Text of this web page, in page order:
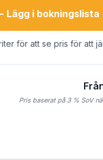
Lägg i bokningslista
för att se pris för att
Pris baserat på 3 % SoV